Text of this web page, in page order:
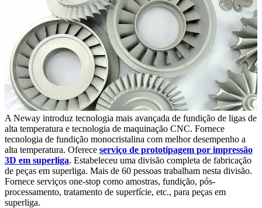
A Neway introduz tecnologia mais avançada de fundição de ligas de
alta temperatura e tecnologia de maquinação CNC. Fornece
tecnologia de fundição monocristalina com melhor desempenho a
alta temperatura. Oferece serviço de prototipagem por impressão
3D em superliga. Estabeleceu uma divisão completa de fabricação
de peças em superliga. Mais de 60 pessoas trabalham nesta divisão.
Fornece serviços one-stop como amostras, fundição, pós-
processamento, tratamento de superfície, etc., para peças em
superliga.